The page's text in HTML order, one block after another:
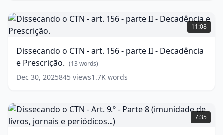
I (9
Dissecando
o
CTN
art.
156
parte
-
Decadência
e
11:08
Dissecando o CTN - art. 156 - parte II - Decadência
e Prescrição. (13 words)
Dec 30, 2025845 views1.7K words
Dissecando
o
CTN
7:35